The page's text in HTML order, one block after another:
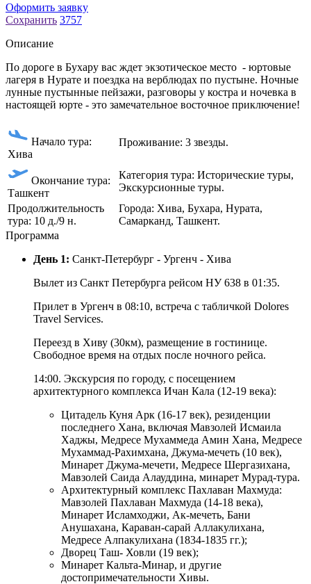
Оформить заявку
Сохранить 3757
Описание
По дороге в Бухару вас ждет экзотическое место - юртовые
лагеря в Нурате и поездка на верблюдах по пустыне. Ночные
лунные пустынные пейзажи, разговоры у костра и ночевка в
настоящей юрте - это замечательное восточное приключение!
Начало тура:
Хива
Проживание: 3 звезды.
Окончание тура:
Ташкент
Категория тура: Исторические туры,
Экскурсионные туры.
Продолжительность
тура: 10 д./9 н.
Города: Хива, Бухара, Нурата,
Самарканд, Ташкент.
Программа
День 1: Санкт-Петербург - Ургенч - Хива
Вылет из Санкт Петербурга рейсом НУ 638 в 01:35.
Прилет в Ургенч в 08:10, встреча с табличкой Dolores
Travel Services.
Переезд в Хиву (30км), размещение в гостинице.
Свободное время на отдых после ночного рейса.
14:00. Экскурсия по городу, с посещением
архитектурного комплекса Ичан Кала (12-19 века):
Цитадель Куня Арк (16-17 век), резиденции
последнего Хана, включая Мавзолей Исмаила
Хаджы, Медресе Мухаммеда Амин Хана, Медресе
Мухаммад-Рахимхана, Джума-мечеть (10 век),
Минарет Джума-мечети, Медресе Шергазихана,
Мавзолей Саида Алауддина, минарет Мурад-тура.
Архитектурный комплекс Пахлаван Махмуда:
Мавзолей Пахлаван Махмуда (14-18 века),
Минарет Исламходжи, Ак-мечеть, Бани
Анушахана, Караван-сарай Аллакулихана,
Медресе Алпакулихана (1834-1835 гг.);
Дворец Таш- Ховли (19 век);
Минарет Кальта-Минар, и другие
достопримечательности Хивы.